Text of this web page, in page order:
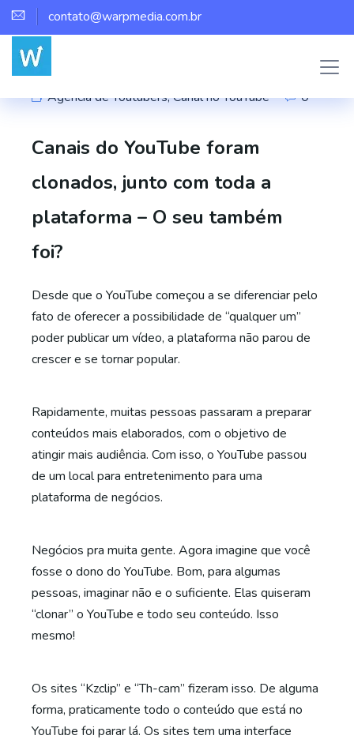
contato@warpmedia.com.br
Agência de Youtubers,Canal no YouTube 0
Canais do YouTube foram
clonados, junto com toda a
plataforma – O seu também
foi?
Desde que o YouTube começou a se diferenciar pelo
fato de oferecer a possibilidade de “qualquer um”
poder publicar um vídeo, a plataforma não parou de
crescer e se tornar popular.
Rapidamente, muitas pessoas passaram a preparar
conteúdos mais elaborados, com o objetivo de
atingir mais audiência. Com isso, o YouTube passou
de um local para entretenimento para uma
plataforma de negócios.
Negócios pra muita gente. Agora imagine que você
fosse o dono do YouTube. Bom, para algumas
pessoas, imaginar não e o suficiente. Elas quiseram
“clonar” o YouTube e todo seu conteúdo. Isso
mesmo!
Os sites “Kzclip” e “Th-cam” fizeram isso. De alguma
forma, praticamente todo o conteúdo que está no
YouTube foi parar lá. Os sites tem uma interface